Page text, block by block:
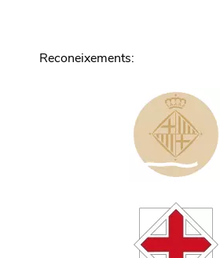
Reconeixements: